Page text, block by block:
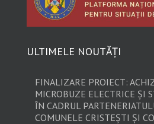
ULTIMELE NOUTĂȚI
FINALIZARE PROIECT:
MICROBUZE ELECTRICE ȘI
ÎN CADRUL
COMUNELE CRISTEȘTI ȘI